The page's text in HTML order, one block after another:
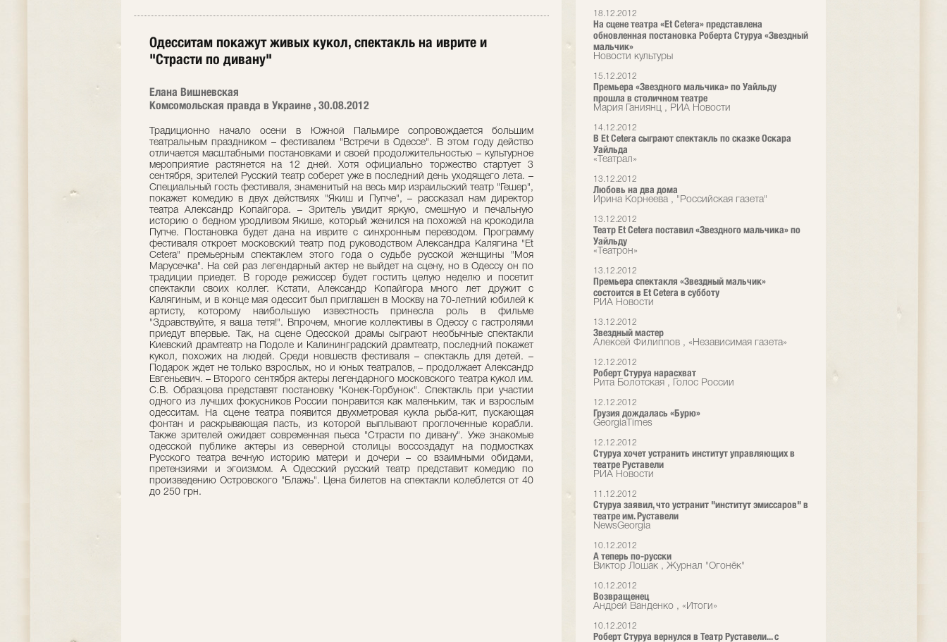
18.12.2012
На сцене театра «Et Cetera» представлена
обновленная постановка Роберта Стуруа «Звездный
мальчик»
Новости культуры
15.12.2012
Премьера «Звездного мальчика» по Уайльду
прошла в столичном театре
Мария Ганиянц , РИА Новости
14.12.2012
В Et Cetera сыграют спектакль по сказке Оскара
Уайльда
«Театрал»
13.12.2012
Любовь на два дома
Ирина Корнеева , "Российская газета"
13.12.2012
Театр Et Cetera поставил «Звездного мальчика» по
Уайльду
«Театрон»
13.12.2012
Премьера спектакля «Звездный мальчик»
состоится в Et Cetera в субботу
РИА Новости
13.12.2012
Звездный мастер
Алексей Филиппов , «Независимая газета»
12.12.2012
Роберт Стуруа нарасхват
Рита Болотская , Голос России
12.12.2012
Грузия дождалась «Бурю»
GeorgiaTimes
12.12.2012
Стуруа хочет устранить институт управляющих в
театре Руставели
РИА Новости
11.12.2012
Стуруа заявил, что устранит "институт эмиссаров" в
театре им. Руставели
NewsGeorgia
10.12.2012
А теперь по-русски
Виктор Лошак , Журнал "Огонёк"
10.12.2012
Возвращенец
Андрей Ванденко , «Итоги»
10.12.2012
Роберт Стуруа вернулся в Театр Руставели... с
Одесситам покажут живых кукол, спектакль на иврите и
"Страсти по дивану"
Елана Вишневская
Комсомольская правда в Украине , 30.08.2012
Традиционно начало осени в Южной Пальмире сопровождается большим
театральным праздником – фестивалем "Встречи в Одессе". В этом году действо
отличается масштабными постановками и своей продолжительностью – культурное
мероприятие растянется на 12 дней. Хотя официально торжество стартует 3
сентября, зрителей Русский театр соберет уже в последний день уходящего лета. –
Специальный гость фестиваля, знаменитый на весь мир израильский театр "Гешер",
покажет комедию в двух действиях "Якиш и Пупче", – рассказал нам директор
театра Александр Копайгора. – Зритель увидит яркую, смешную и печальную
историю о бедном уродливом Якише, который женился на похожей на крокодила
Пупче. Постановка будет дана на иврите с синхронным переводом. Программу
фестиваля откроет московский театр под руководством Александра Калягина "Et
Cetera" премьерным спектаклем этого года о судьбе русской женщины "Моя
Марусечка". На сей раз легендарный актер не выйдет на сцену, но в Одессу он по
традиции приедет. В городе режиссер будет гостить целую неделю и посетит
спектакли своих коллег. Кстати, Александр Копайгора много лет дружит с
Калягиным, и в конце мая одессит был приглашен в Москву на 70-летний юбилей к
артисту, которому наибольшую известность принесла роль в фильме
"Здравствуйте, я ваша тетя!". Впрочем, многие коллективы в Одессу с гастролями
приедут впервые. Так, на сцене Одесской драмы сыграют необычные спектакли
Киевский драмтеатр на Подоле и Калининградский драмтеатр, последний покажет
кукол, похожих на людей. Среди новшеств фестиваля – спектакль для детей. –
Подарок ждет не только взрослых, но и юных театралов, – продолжает Александр
Евгеньевич. – Второго сентября актеры легендарного московского театра кукол им.
С.В. Образцова представят постановку "Конек-Горбунок". Спектакль при участии
одного из лучших фокусников России понравится как маленьким, так и взрослым
одесситам. На сцене театра появится двухметровая кукла рыба-кит, пускающая
фонтан и раскрывающая пасть, из которой выплывают проглоченные корабли.
Также зрителей ожидает современная пьеса "Страсти по дивану". Уже знакомые
одесской публике актеры из северной столицы воссоздадут на подмостках
Русского театра вечную историю матери и дочери – со взаимными обидами,
претензиями и эгоизмом. А Одесский русский театр представит комедию по
произведению Островского "Блажь". Цена билетов на спектакли колеблется от 40
до 250 грн.